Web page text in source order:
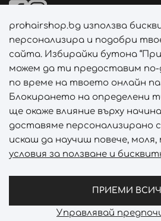
Начини на плащане
Начини на доставка
Отключи ексклузивни отстъпки
Prohair Shop © 2026 - Всички
prohairshop.bg използва
персонализира и подобри
сайта. Избирайки бутона
можем да ти предоставим по-
по време на твоето онлайн
Блокирането на определени
ще окаже влияние върху
доставяме персонализирано
искаш да научиш повече,
условия за ползване и
ПРИЕМИ
Управлявай